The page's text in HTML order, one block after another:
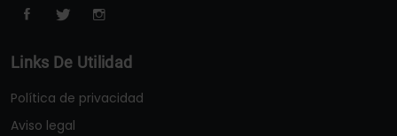
Links De Utilidad
Política de privacidad
Aviso legal